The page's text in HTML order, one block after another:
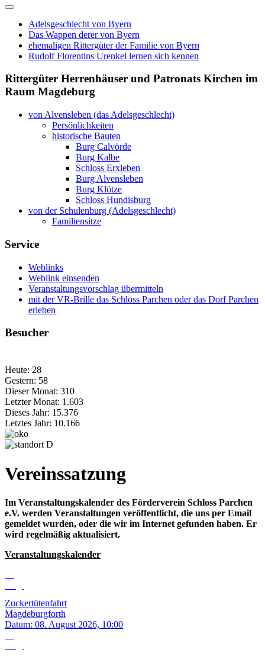
Adelsgeschlecht von Byern
Das Wappen derer von Byern
ehemaligen Rittergüter der Familie von Byern
Rudolf Florentins Urenkel lernen sich kennen
Rittergüter Herrenhäuser und Patronats Kirchen im
Raum Magdeburg
von Alvensleben (das Adelsgeschlecht)
Persönlichkeiten
historische Bauten
Burg Calvörde
Burg Kalbe
Schloss Erxleben
Burg Alvensleben
Burg Klötze
Schloss Hundisburg
von der Schulenburg (Adelsgeschlecht)
Familiensitze
Service
Weblinks
Weblink einsenden
Veranstaltungsvorschlag übermitteln
mit der VR-Brille das Schloss Parchen oder das Dorf Parchen
erleben
Besucher
Heute: 28
Gestern: 58
Dieser Monat: 310
Letzter Monat: 1.603
Dieses Jahr: 15.376
Letztes Jahr: 10.166
Vereinssatzung
Im Veranstaltungskalender des Förderverein Schloss Parchen
e.V. werden Veranstaltungen veröffentlicht, die uns per Email
gemeldet wurden, oder die wir im Internet gefunden haben. Er
wird regelmäßig aktualisiert.
Veranstaltungskalender
Zuckertütenfahrt
Magdeburgforth
Datum: 08. August 2026, 10:00